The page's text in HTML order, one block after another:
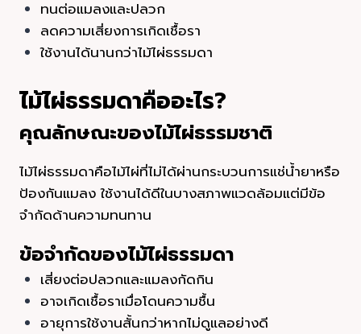
ทนต่อแมลงและปลวก
ลดความเสี่ยงการเกิดเชื้อรา
ใช้งานได้นานกว่าไม้ไผ่ธรรมดา
ไม้ไผ่ธรรมดาคืออะไร?
คุณลักษณะของไม้ไผ่ธรรมชาติ
ไม้ไผ่ธรรมดาคือไม้ไผ่ที่ไม่ได้ผ่านกระบวนการแช่น้ำยาหรือ
ป้องกันแมลง ใช้งานได้ดีในบางสภาพแวดล้อมแต่มีข้อ
จำกัดด้านความทนทาน
ข้อจำกัดของไม้ไผ่ธรรมดา
เสี่ยงต่อปลวกและแมลงกัดกิน
อาจเกิดเชื้อราเมื่อโดนความชื้น
อายุการใช้งานสั้นกว่าหากไม่ดูแลอย่างดี